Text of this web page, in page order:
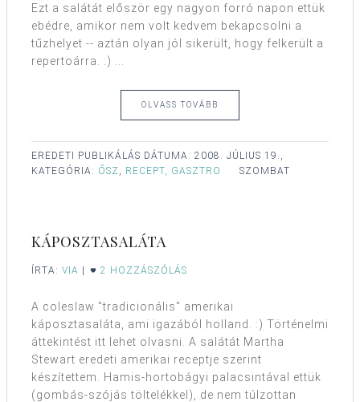
Ezt a salátát először egy nagyon forró napon ettük
ebédre, amikor nem volt kedvem bekapcsolni a
tűzhelyet -- aztán olyan jól sikerült, hogy felkerült a
repertoárra. :) ...
OLVASS TOVÁBB
EREDETI PUBLIKÁLÁS DÁTUMA: 2008. JÚLIUS 19.,
SZOMBAT
KATEGÓRIA: ŐSZ, RECEPT, GASZTRO
KÁPOSZTASALÁTA
ÍRTA: VIA | 2 HOZZÁSZÓLÁS
A coleslaw "tradicionális" amerikai
káposztasaláta, ami igazából holland. :) Történelmi
áttekintést itt lehet olvasni. A salátát Martha
Stewart eredeti amerikai receptje szerint
készítettem. Hamis-hortobágyi palacsintával ettük
(gombás-szójás töltelékkel), de nem túlzottan